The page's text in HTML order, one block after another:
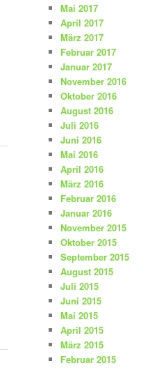
Mai 2017
April 2017
März 2017
Februar 2017
Januar 2017
November 2016
Oktober 2016
August 2016
Juli 2016
Juni 2016
Mai 2016
April 2016
März 2016
Februar 2016
Januar 2016
November 2015
Oktober 2015
September 2015
August 2015
Juli 2015
Juni 2015
Mai 2015
April 2015
März 2015
Februar 2015